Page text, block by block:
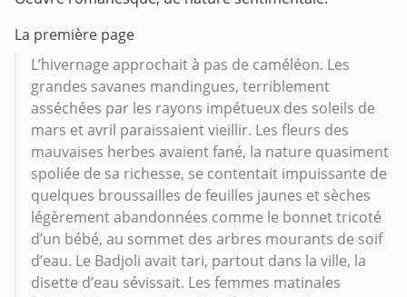
La première page
L’hivernage approchait à pas de caméléon. Les
grandes savanes mandingues, terriblement
asséchées par les rayons impétueux des soleils de
mars et avril paraissaient vieillir. Les fleurs des
mauvaises herbes avaient fané, la nature quasiment
spoliée de sa richesse, se contentait impuissante de
quelques broussailles de feuilles jaunes et sèches
légèrement abandonnées comme le bonnet tricoté
d’un bébé, au sommet des arbres mourants de soif
d’eau. Le Badjoli avait tari, partout dans la ville, la
disette d’eau sévissait. Les femmes matinales